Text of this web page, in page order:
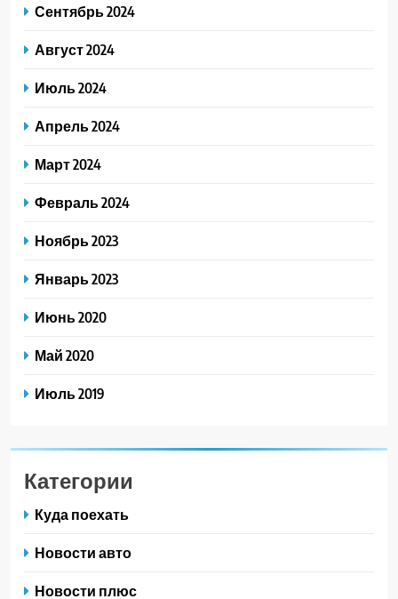
Сентябрь 2024
Август 2024
Июль 2024
Апрель 2024
Март 2024
Февраль 2024
Ноябрь 2023
Январь 2023
Июнь 2020
Май 2020
Июль 2019
Категории
Куда поехать
Новости авто
Новости плюс